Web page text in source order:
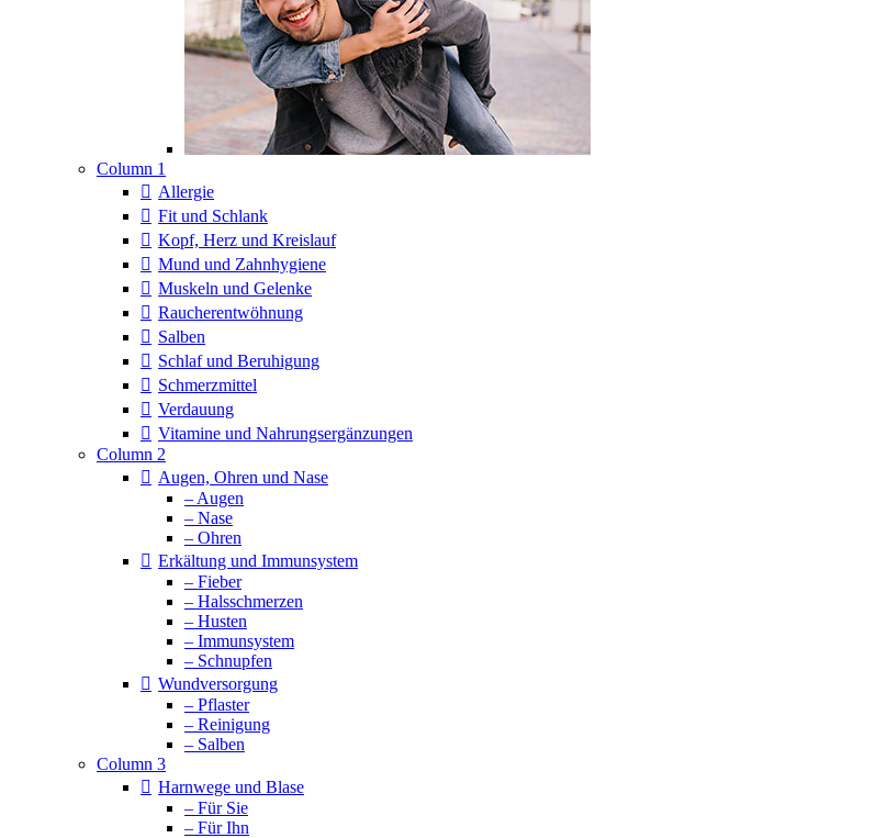
Column 1
Allergie
Fit und Schlank
Kopf, Herz und Kreislauf
Mund und Zahnhygiene
Muskeln und Gelenke
Raucherentwöhnung
Salben
Schlaf und Beruhigung
Schmerzmittel
Verdauung
Vitamine und Nahrungsergänzungen
Column 2
Augen, Ohren und Nase
– Augen
– Nase
– Ohren
Erkältung und Immunsystem
– Fieber
– Halsschmerzen
– Husten
– Immunsystem
– Schnupfen
Wundversorgung
– Pflaster
– Reinigung
– Salben
Column 3
Harnwege und Blase
– Für Sie
– Für Ihn